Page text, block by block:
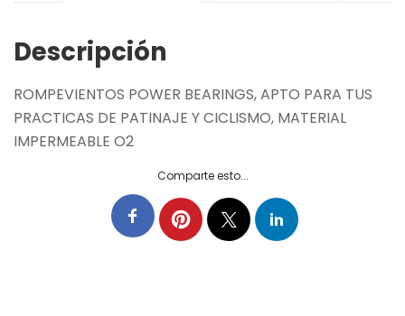
Descripción
ROMPEVIENTOS POWER BEARINGS, APTO PARA TUS
PRACTICAS DE PATINAJE Y CICLISMO, MATERIAL
IMPERMEABLE O2
Comparte esto...